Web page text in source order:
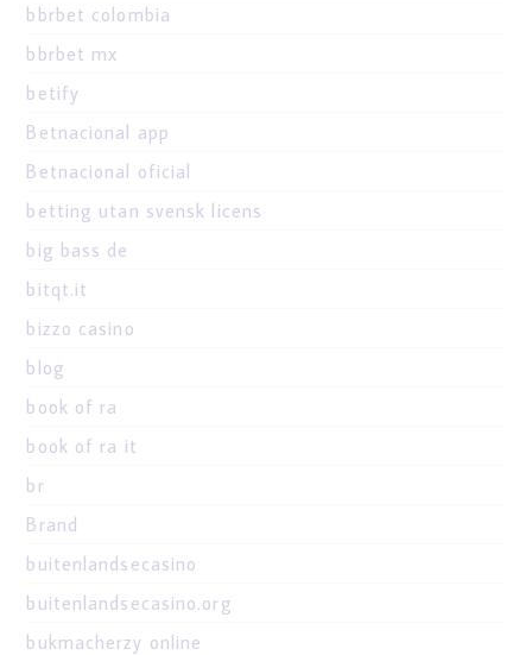
bbrbet colombia
bbrbet mx
betify
Betnacional app
Betnacional oficial
betting utan svensk licens
big bass de
bitqt.it
bizzo casino
blog
book of ra
book of ra it
br
Brand
buitenlandsecasino
buitenlandsecasino.org
bukmacherzy online